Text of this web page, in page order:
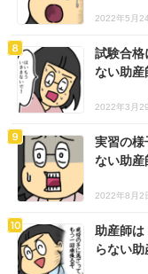
2022年5月
試験合格
ない助産
2022年3月
実習の
ない助産
2022年8月2
助産師
らない